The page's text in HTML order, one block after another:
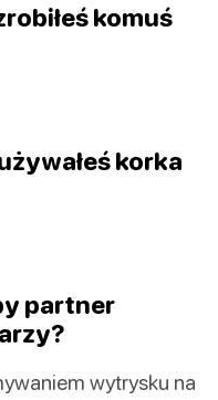
komuś
korka
partner
wytrysku na